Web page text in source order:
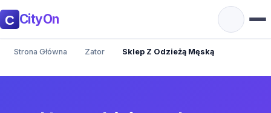
CityOn
Strona Główna Zator Sklep Z Odzieżą Męską